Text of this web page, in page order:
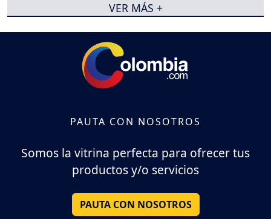
VER MÁS +
PAUTA CON NOSOTROS
Somos la vitrina perfecta para ofrecer tus
productos y/o servicios
PAUTA CON NOSOTROS